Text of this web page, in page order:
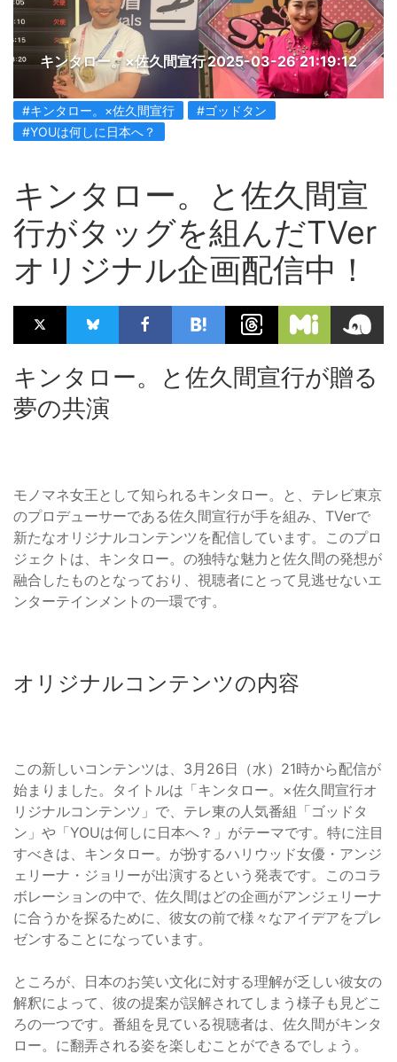
キンタロー。×佐久間宣行2025-03-26 21:19:12
#キンタロー。×佐久間宣行
#ゴッドタン
#YOUは何しに日本へ？
キンタロー。と佐久間宣
行がタッグを組んだTVer
オリジナル企画配信中！
キンタロー。と佐久間宣行が贈る
夢の共演
モノマネ女王として知られるキンタロー。と、テレビ東京
のプロデューサーである佐久間宣行が手を組み、TVerで
新たなオリジナルコンテンツを配信しています。このプロ
ジェクトは、キンタロー。の独特な魅力と佐久間の発想が
融合したものとなっており、視聴者にとって見逃せないエ
ンターテインメントの一環です。
オリジナルコンテンツの内容
この新しいコンテンツは、3月26日（水）21時から配信が
始まりました。タイトルは「キンタロー。×佐久間宣行オ
リジナルコンテンツ」で、テレ東の人気番組「ゴッドタ
ン」や「YOUは何しに日本へ？」がテーマです。特に注目
すべきは、キンタロー。が扮するハリウッド女優・アンジ
ェリーナ・ジョリーが出演するという発表です。このコラ
ボレーションの中で、佐久間はどの企画がアンジェリーナ
に合うかを探るために、彼女の前で様々なアイデアをプレ
ゼンすることになっています。
ところが、日本のお笑い文化に対する理解が乏しい彼女の
解釈によって、彼の提案が誤解されてしまう様子も見どこ
ろの一つです。番組を見ている視聴者は、佐久間がキンタ
ロー。に翻弄される姿を楽しむことができるでしょう。